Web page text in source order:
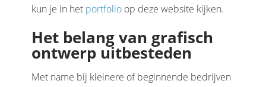
kun je in het portfolioop deze website kijken.
Het belang van grafisch
ontwerp uitbesteden
Met name bij kleinere of beginnende bedrijven